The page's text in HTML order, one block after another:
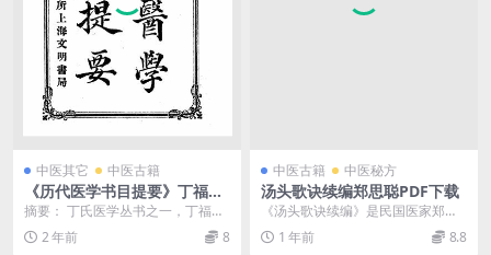
中医其它 中医古籍
《历代医学书目提要》丁福保
编纂-文明书局-清宣统二年[19
10]-pdf古籍下载
摘要： 丁氏医学丛书之一，丁福保
编纂，辑录历代所见中医学著作。
历代医学书目提要p...
2 年前 8
中医古籍 中医秘方
汤头歌诀续编郑思聪PDF下载
《汤头歌诀续编》是民国医家郑思
聪于1934年编纂的重要中医方剂学
著作（上海中医书...
1 年前 8.8